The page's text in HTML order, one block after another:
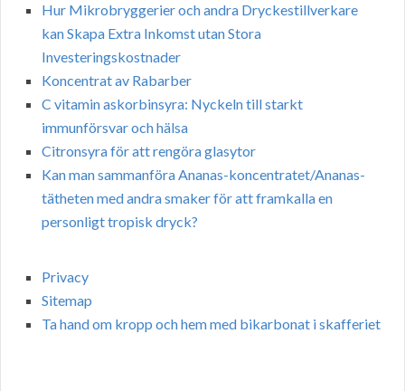
Hur Mikrobryggerier och andra Dryckestillverkare
kan Skapa Extra Inkomst utan Stora
Investeringskostnader
Koncentrat av Rabarber
C vitamin askorbinsyra: Nyckeln till starkt
immunförsvar och hälsa
Citronsyra för att rengöra glasytor
Kan man sammanföra Ananas-koncentratet/Ananas-
tätheten med andra smaker för att framkalla en
personligt tropisk dryck?
Privacy
Sitemap
Ta hand om kropp och hem med bikarbonat i skafferiet